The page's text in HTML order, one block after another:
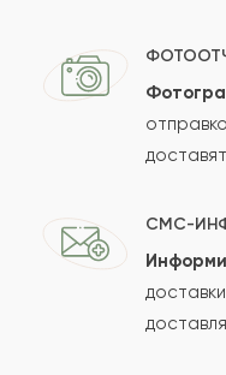
Отзыв
Сколько будет
СМС-